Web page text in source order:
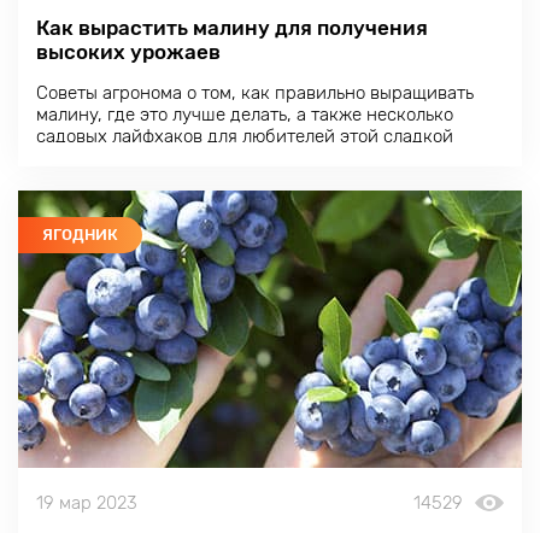
Как вырастить малину для получения
высоких урожаев
Советы агронома о том, как правильно выращивать
малину, где это лучше делать, а также несколько
садовых лайфхаков для любителей этой сладкой
ЯГОДНИК
19 мар 2023 14529